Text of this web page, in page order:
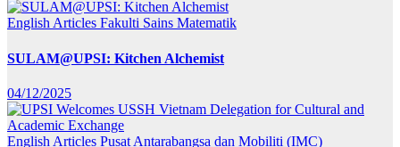
English Articles Fakulti Sains Matematik
SULAM@UPSI: Kitchen Alchemist
04/12/2025
English Articles Pusat Antarabangsa dan Mobiliti (IMC)